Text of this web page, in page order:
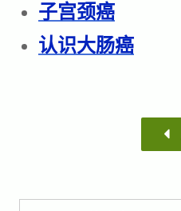
子宫颈癌
认识大肠癌